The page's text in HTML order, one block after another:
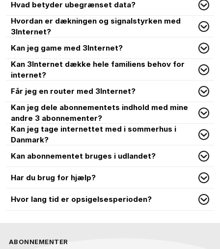
Hvad betyder ubegrænset data?
Hvordan er dækningen og signalstyrken med
3Internet?
Kan jeg game med 3Internet?
Kan 3Internet dække hele familiens behov for
internet?
Får jeg en router med 3Internet?
Kan jeg dele abonnementets indhold med mine
andre 3 abonnementer?
Kan jeg tage internettet med i sommerhus i
Danmark?
Kan abonnementet bruges i udlandet?
Har du brug for hjælp?
Hvor lang tid er opsigelsesperioden?
ABONNEMENTER